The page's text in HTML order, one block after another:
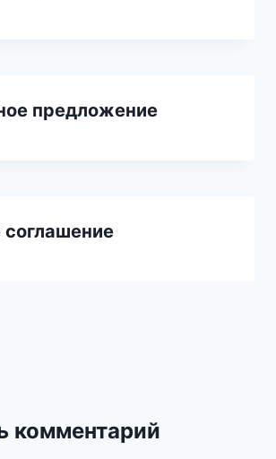
предложение
соглашение
комментарий